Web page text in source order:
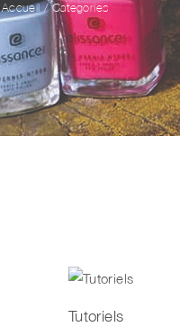
Accueil /Categories
Tutoriels